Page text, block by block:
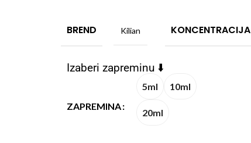
BREND Kilian KONCENTRACIJA
Izaberi zapreminu ⬇️
ZAPREMINA
5ml 10ml
20ml